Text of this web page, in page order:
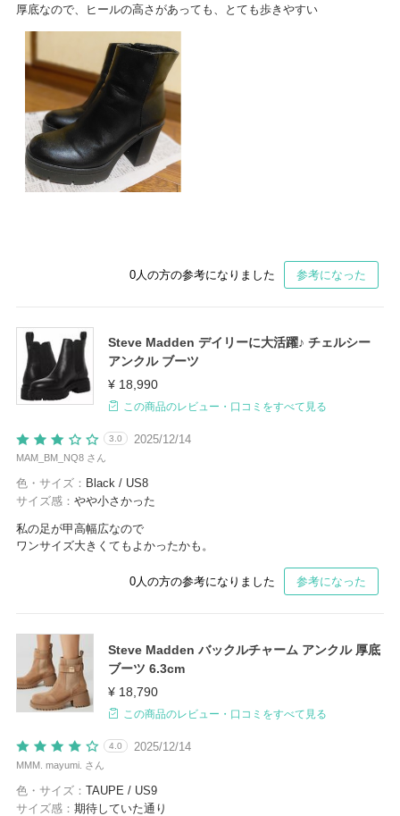
厚底なので、ヒールの高さがあっても、とても歩きやすい
0 人の方の参考になりました 参考になった
Steve Madden デイリーに大活躍♪ チェルシー
アンクル ブーツ
¥ 18,990
この商品のレビュー・口コミをすべて見る
2025/12/14
3.0
MAM_BM_NQ8 さん
色・サイズ： Black / US8
サイズ感： やや小さかった
私の足が甲高幅広なので
ワンサイズ大きくてもよかったかも。
0 人の方の参考になりました 参考になった
Steve Madden バックルチャーム アンクル 厚底
ブーツ 6.3cm
¥ 18,790
この商品のレビュー・口コミをすべて見る
2025/12/14
4.0
MMM. mayumi. さん
色・サイズ： TAUPE / US9
サイズ感： 期待していた通り